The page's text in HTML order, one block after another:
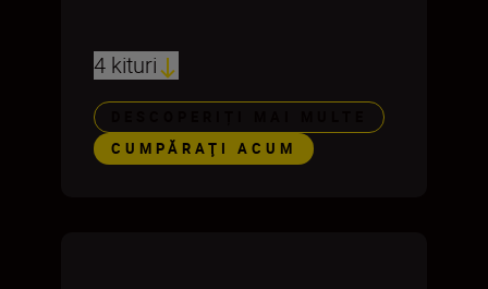
4 kituri
CUMPĂRAŢI ACUM